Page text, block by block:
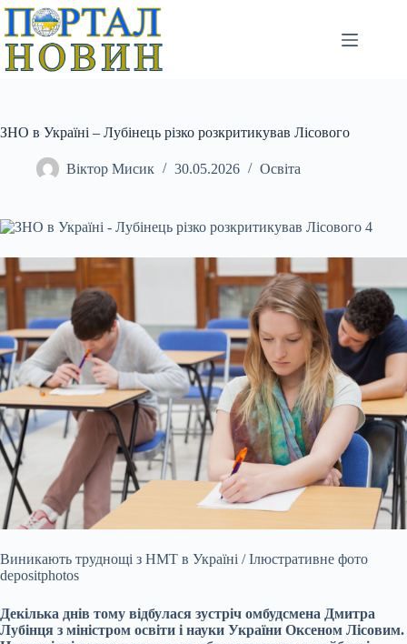
Перейти
вмісту
ЗНО в Україні – Лубінець різко розкритикував Лісового
Віктор Мисик 30.05.2026 Освіта
Виникають труднощі з НМТ в Україні / Ілюстративне фото
depositphotos
Декілька днів тому відбулася зустріч омбудсмена Дмитра
Лубінця з міністром освіти і науки України Оксеном Лісовим.